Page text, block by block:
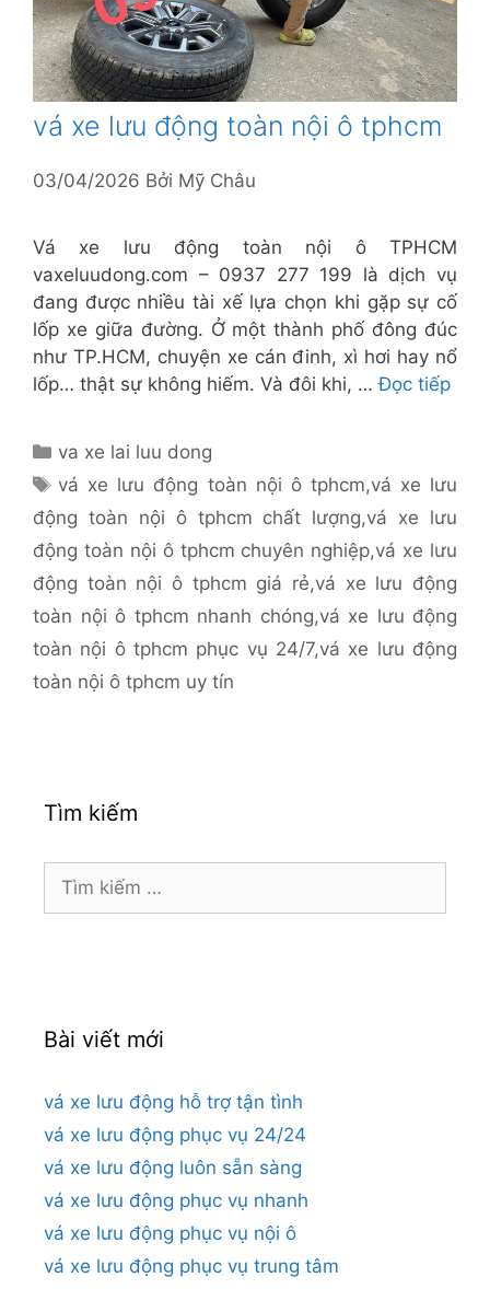
vá xe lưu động toàn nội ô tphcm
03/04/2026 Bởi Mỹ Châu
Vá xe lưu động toàn nội ô TPHCM
vaxeluudong.com – 0937 277 199 là dịch vụ
đang được nhiều tài xế lựa chọn khi gặp sự cố
lốp xe giữa đường. Ở một thành phố đông đúc
như TP.HCM, chuyện xe cán đinh, xì hơi hay nổ
lốp… thật sự không hiếm. Và đôi khi, …Đọc tiếp
Danh
mục
va xe lai luu dong
Thẻ
vá xe lưu động toàn nội ô tphcm,vá xe lưu
động toàn nội ô tphcm chất lượng,vá xe lưu
động toàn nội ô tphcm chuyên nghiệp,vá xe lưu
động toàn nội ô tphcm giá rẻ,vá xe lưu động
toàn nội ô tphcm nhanh chóng,vá xe lưu động
toàn nội ô tphcm phục vụ 24/7,vá xe lưu động
toàn nội ô tphcm uy tín
Tìm kiếm
Tìm
kiếm
Bài viết mới
vá xe lưu động hỗ trợ tận tình
vá xe lưu động phục vụ 24/24
vá xe lưu động luôn sẵn sàng
vá xe lưu động phục vụ nhanh
vá xe lưu động phục vụ nội ô
vá xe lưu động phục vụ trung tâm